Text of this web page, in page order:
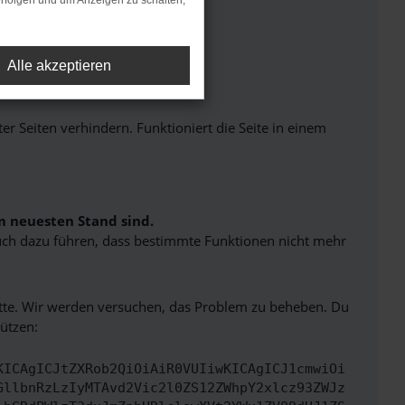
Seiten verhindern. Funktioniert die Seite in einem
neuesten Stand sind.
dazu führen, dass bestimmte Funktionen nicht mehr
Wir werden versuchen, das Problem zu beheben. Du
Alle akzeptieren